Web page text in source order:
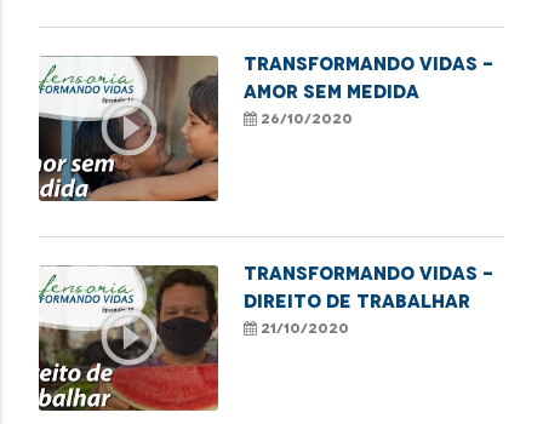
play_circle_outline
Transformando Vidas -
Amor sem medida
26/10/2020
play_circle_outline
Transformando Vidas -
Direito de trabalhar
21/10/2020